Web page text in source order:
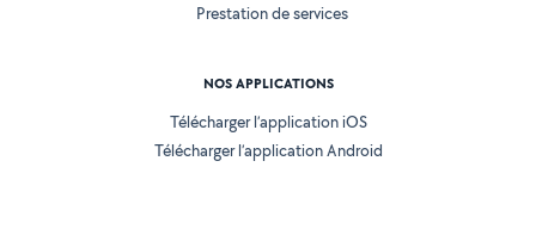
Prestation de services
NOS APPLICATIONS
Télécharger l’application iOS
Télécharger l’application Android